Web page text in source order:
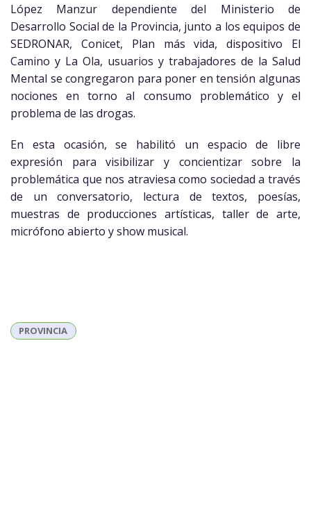
López Manzur dependiente del Ministerio de
Desarrollo Social de la Provincia, junto a los equipos de
SEDRONAR, Conicet, Plan más vida, dispositivo El
Camino y La Ola, usuarios y trabajadores de la Salud
Mental se congregaron para poner en tensión algunas
nociones en torno al consumo problemático y el
problema de las drogas.
En esta ocasión, se habilitó un espacio de libre
expresión para visibilizar y concientizar sobre la
problemática que nos atraviesa como sociedad a través
de un conversatorio, lectura de textos, poesías,
muestras de producciones artísticas, taller de arte,
micrófono abierto y show musical.
PROVINCIA